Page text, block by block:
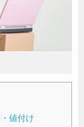
値付け